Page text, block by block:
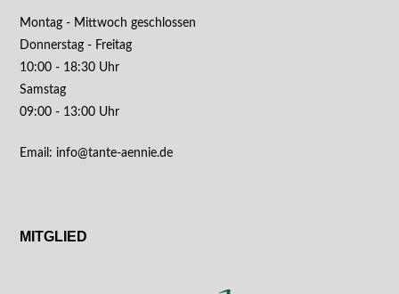
Montag - Mittwoch geschlossen
Donnerstag - Freitag
10:00 - 18:30 Uhr
Samstag
09:00 - 13:00 Uhr
Email: info@tante-aennie.de
MITGLIED